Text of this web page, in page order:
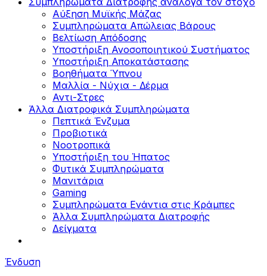
Αύξηση Μυϊκής Μάζας
Συμπληρώματα Aπώλειας Βάρους
Βελτίωση Απόδοσης
Υποστήριξη Ανοσοποιητικού Συστήματος
Yποστήριξη Αποκατάστασης
Βοηθήματα Ύπνου
Μαλλία - Νύχια - Δέρμα
Αντι-Στρες
Άλλα Διατροφικά Συμπληρώματα
Πεπτικά Ένζυμα
Προβιοτικά
Νοοτροπικά
Υποστήριξη του Ήπατος
Φυτικά Συμπληρώματα
Μανιτάρια
Gaming
Συμπληρώματα Ενάντια στις Κράμπες
Άλλα Συμπληρώματα Διατροφής
Δείγματα
Ένδυση